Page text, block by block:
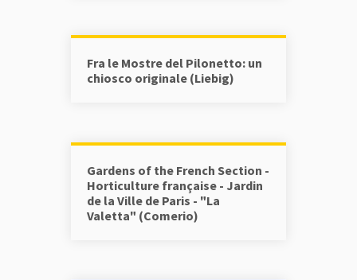
Fra le Mostre del Pilonetto: un
chiosco originale (Liebig)
Gardens of the French Section -
Horticulture française - Jardin
de la Ville de Paris - "La
Valetta" (Comerio)